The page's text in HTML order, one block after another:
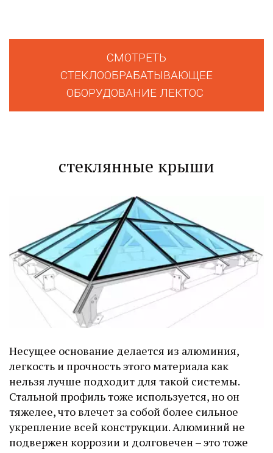
СМОТРЕТЬ
СТЕКЛООБРАБАТЫВАЮЩЕЕ
ОБОРУДОВАНИЕ ЛЕКТОС
стеклянные крыши
Несущее основание делается из алюминия,
легкость и прочность этого материала как
нельзя лучше подходит для такой системы.
Стальной профиль тоже используется, но он
тяжелее, что влечет за собой более сильное
укрепление всей конструкции. Алюминий не
подвержен коррозии и долговечен – это тоже